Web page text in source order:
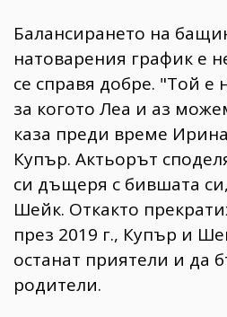
Балансирането на
натоварения график е
се справя добре. "Той
за когото Леа и аз
каза преди време
Купър. Актьорът
си дъщеря с бившата
Шейк. Откакто
през 2019 г., Купър и
останат приятели и да
родители.